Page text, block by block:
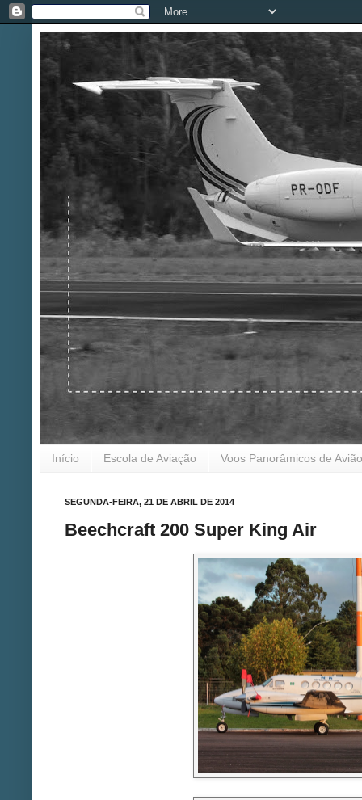
Início Escola de Aviação Voos Panorâmicos de Avião
SEGUNDA-FEIRA, 21 DE ABRIL DE 2014
Beechcraft 200 Super King Air